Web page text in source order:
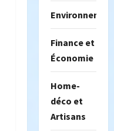
Finance et
Économie
Home-
déco et
Artisans